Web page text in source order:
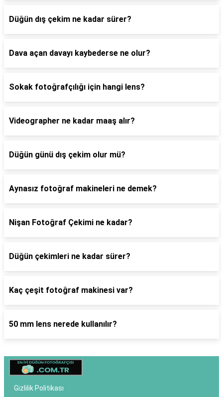
Düğün dış çekim ne kadar sürer?
Dava açan davayı kaybederse ne olur?
Sokak fotoğrafçılığı için hangi lens?
Videographer ne kadar maaş alır?
Düğün günü dış çekim olur mü?
Aynasız fotoğraf makineleri ne demek?
Nişan Fotoğraf Çekimi ne kadar?
Düğün çekimleri ne kadar sürer?
Kaç çeşit fotoğraf makinesi var?
50 mm lens nerede kullanılır?
Gizlilik Politikası